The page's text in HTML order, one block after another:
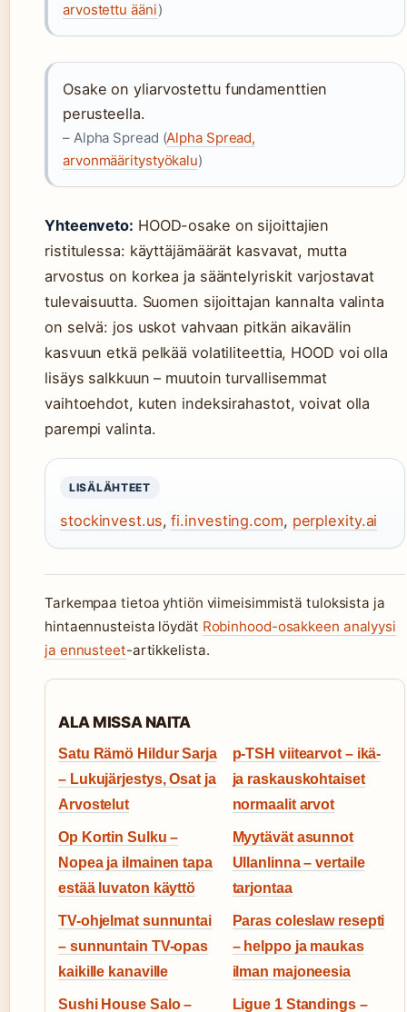
arvostettu ääni)
Osake on yliarvostettu fundamenttien
perusteella.
– Alpha Spread (Alpha Spread,
arvonmääritystyökalu)
Yhteenveto: HOOD-osake on sijoittajien
ristitulessa: käyttäjämäärät kasvavat, mutta
arvostus on korkea ja sääntelyriskit varjostavat
tulevaisuutta. Suomen sijoittajan kannalta valinta
on selvä: jos uskot vahvaan pitkän aikavälin
kasvuun etkä pelkää volatiliteettia, HOOD voi olla
lisäys salkkuun – muutoin turvallisemmat
vaihtoehdot, kuten indeksirahastot, voivat olla
parempi valinta.
LISÄLÄHTEET
stockinvest.us,fi.investing.com, perplexity.ai
Tarkempaa tietoa yhtiön viimeisimmistä tuloksista ja
hintaennusteista löydät Robinhood-osakkeen analyysi
ja ennusteet-artikkelista.
ALA MISSA NAITA
Satu Rämö Hildur Sarja
– Lukujärjestys, Osat ja
Arvostelut
p-TSH viitearvot – ikä-
ja raskauskohtaiset
normaalit arvot
Op Kortin Sulku –
Nopea ja ilmainen tapa
estää luvaton käyttö
Myytävät asunnot
Ullanlinna – vertaile
tarjontaa
TV-ohjelmat sunnuntai
– sunnuntain TV-opas
kaikille kanaville
Paras coleslaw resepti
– helppo ja maukas
ilman majoneesia
Sushi House Salo – Ligue 1 Standings –